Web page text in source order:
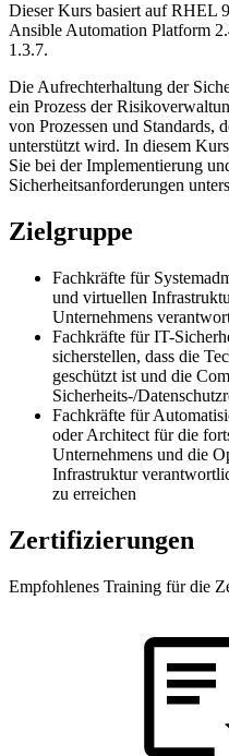
Dieser Kurs basiert auf RHEL
Ansible Automation Platform
1.3.7.
Die Aufrechterhaltung der
ein Prozess der
von Prozessen und Standards,
unterstützt wird. In diesem
Sie bei der Implementierung
Sicherheitsanforderungen
Zielgruppe
Fachkräfte für
und virtuellen
Unternehmens
Fachkräfte für IT-
sicherstellen, dass die
geschützt ist und die
Sicherheits-/
Fachkräfte für
oder Architect für die
Unternehmens und die
Infrastruktur
zu erreichen
Zertifizierungen
Empfohlenes Training für die